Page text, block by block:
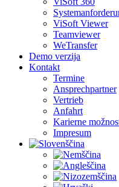
ViSoft Viewer
Teamviewer
WeTransfer
Demo verzija
Kontakt
Termine
Ansprechpartner
Vertrieb
Anfahrt
Karierne
Impresum